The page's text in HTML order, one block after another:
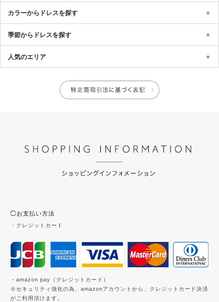
カラーからドレスを探す
季節からドレスを探す
人気のエリア
◯お支払い方法
・クレジットカード
・amazon pay（クレジットカード）
※セキュリティ強化の為、amazonアカウントから、クレジットカード決済
がご利用頂けます。